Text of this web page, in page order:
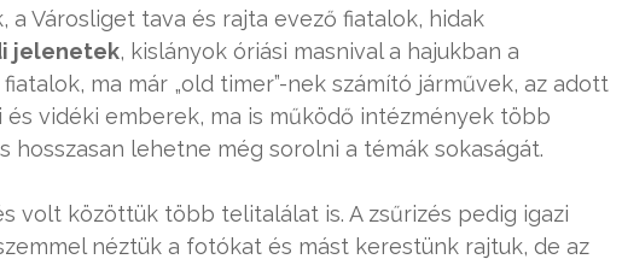
a Városliget tava és rajta evező fiatalok, hidak
jelenetek, kislányok óriási masnival a hajukban a
ma már „old timer”-nek számító járművek, az adott
vidéki emberek, ma is működő intézmények több
lehetne még sorolni a témák sokaságát.
volt közöttük több telitalálat is. A zsűrizés pedig igazi
néztük a fotókat és mást kerestünk rajtuk, de az